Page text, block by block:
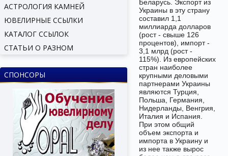
АСТРОЛОГИЯ КАМНЕЙ
ЮВЕЛИРНЫЕ ССЫЛКИ
КАТАЛОГ ССЫЛОК
СТАТЬИ О РАЗНОМ
СПОНСОРЫ
Беларусь. Экспорт из
Украины в эту страну
составил 1,1
миллиарда долларов
(рост - свыше 126
процентов), импорт -
3,1 млрд (рост -
115%). Из европейских
стран наиболее
крупными деловыми
партнерами Украины
являются Турция,
Польша, Германия,
Нидерланды, Венгрия,
Италия и Испания.
При этом общий
объем экспорта и
импорта в Украину и
из нее также вырос